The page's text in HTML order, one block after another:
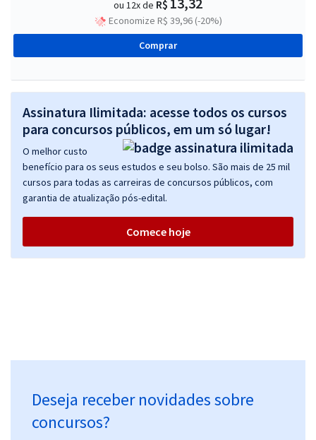
ou 12x de R$
Economize R$ 39,96 (-20%)
Comprar
Assinatura Ilimitada: acesse todos os cursos
para concursos públicos, em um só lugar!
O melhor custo
benefício para os seus estudos e seu bolso. São mais de 25 mil
cursos para todas as carreiras de concursos públicos, com
garantia de atualização pós-edital.
Comece hoje
Deseja receber novidades sobre
concursos?